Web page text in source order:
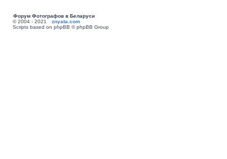
Форум Фотографов в Беларуси
© 2004 - 2021 znyata.com
Scripts based on phpBB © phpBB Group